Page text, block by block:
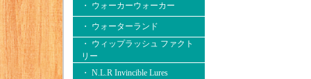
・ ウォーカーウォーカー
・ ウォーターランド
・ ウィップラッシュ ファクト
リー
・ N.L.R Invincible Lures